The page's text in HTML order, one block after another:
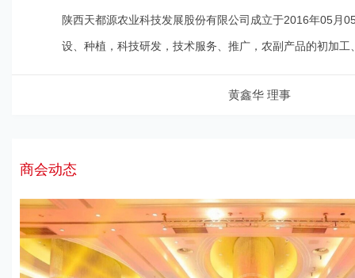
陕西天都源农业科技发展股份有限公司成立于2016年05月
设、种植，科技研发，技术服务、推广，农副产品的初加
黄鑫华 理事
商会动态